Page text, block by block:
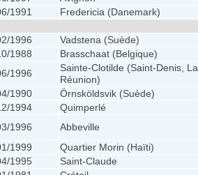
1991 Fredericia (Danemark)
1996 Vadstena (Suède)
1988 Brasschaat (Belgique)
1996
Sainte-Clotilde (Saint-Denis, La
Réunion)
1990 Örnsköldsvik (Suède)
1994 Quimperlé
1996 Abbeville
1999 Quartier Morin (Haïti)
1995 Saint-Claude